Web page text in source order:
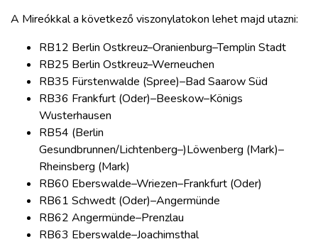
A Mireókkal a következő viszonylatokon lehet majd utazni:
RB12 Berlin Ostkreuz–Oranienburg–Templin Stadt
RB25 Berlin Ostkreuz–Werneuchen
RB35 Fürstenwalde (Spree)–Bad Saarow Süd
RB36 Frankfurt (Oder)–Beeskow–Königs
Wusterhausen
RB54 (Berlin
Gesundbrunnen/Lichtenberg–)Löwenberg (Mark)–
Rheinsberg (Mark)
RB60 Eberswalde–Wriezen–Frankfurt (Oder)
RB61 Schwedt (Oder)–Angermünde
RB62 Angermünde–Prenzlau
RB63 Eberswalde–Joachimsthal